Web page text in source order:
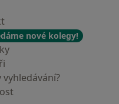
nové kolegy!
vyhledávání?